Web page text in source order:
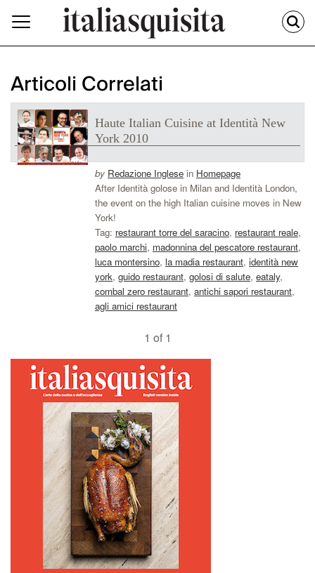
Articoli Correlati
Haute Italian Cuisine at Identità New
York 2010
by Redazione Inglese in Homepage
After Identità golose in Milan and Identità London,
the event on the high Italian cuisine moves in New
York!
Tag: restaurant torre del saracino, restaurant reale,
paolo marchi, madonnina del pescatore restaurant,
luca montersino, la madia restaurant, identità new
york, guido restaurant, golosi di salute, eataly,
combal zero restaurant, antichi sapori restaurant,
agli amici restaurant
1 of 1